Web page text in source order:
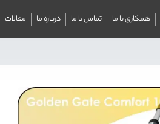
همکاری با ما تماس با ما درباره ما مقالات